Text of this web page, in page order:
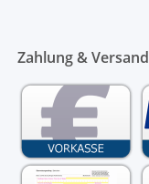
Zahlung & Versand